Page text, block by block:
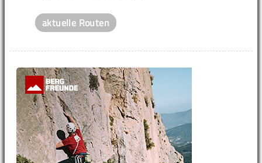
aktuelle Routen